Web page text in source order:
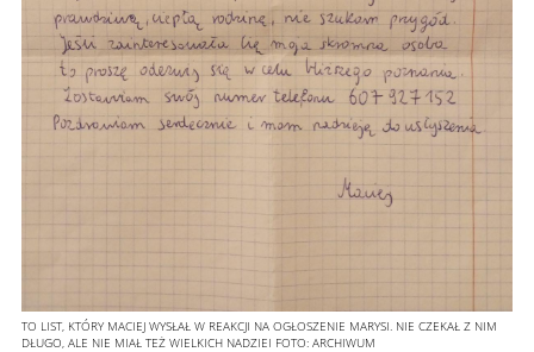
TO LIST, KTÓRY MACIEJ WYSŁAŁ W REAKCJI NA OGŁOSZENIE MARYSI. NIE CZEKAŁ Z NIM
DŁUGO, ALE NIE MIAŁ TEŻ WIELKICH NADZIEI FOTO: ARCHIWUM